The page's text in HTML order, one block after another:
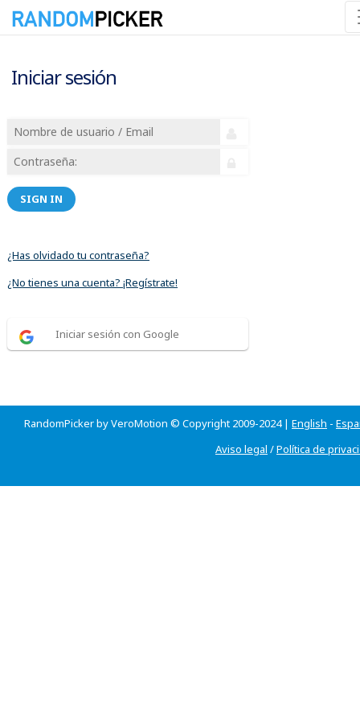
Iniciar sesión
SIGN IN
¿Has olvidado tu contraseña?
¿No tienes una cuenta? ¡Regístrate!
Iniciar sesión con Google
RandomPicker by VeroMotion © Copyright 2009-2024 | English -
Aviso legal /Política de